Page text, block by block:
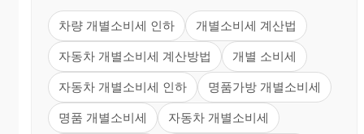
차량 개별소비세 인하 개별소비세 계산법
자동차 개별소비세 계산방법 개별 소비세
자동차 개별소비세 인하 명품가방 개별소비세
명품 개별소비세 자동차 개별소비세